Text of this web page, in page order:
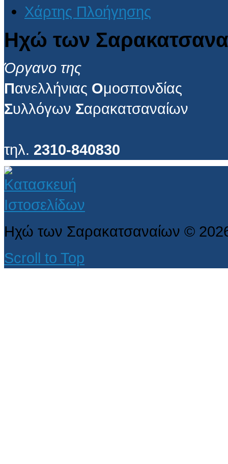
Χάρτης Πλοήγησης
Ηχώ των
Όργανο της
Πανελλήνιας Ομοσπονδίας
Συλλόγων Σαρακατσαναίων
τηλ. 2310-840830
Ηχώ των Σαρακατσαναίων ©
Scroll to Top